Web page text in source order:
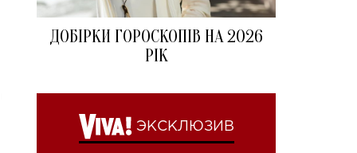
ДОБІРКИ ГОРОСКОПІВ НА 2026
РІК
ЭКСКЛЮЗИВ